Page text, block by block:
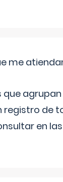
me
de
en